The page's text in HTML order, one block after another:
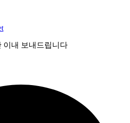
이내 보내드립니다